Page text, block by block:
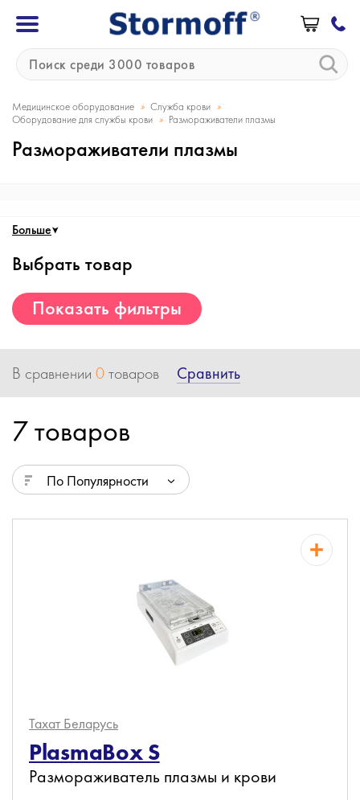
Медицинское оборудование » Служба крови »
Оборудование для службы крови » Размораживатели плазмы
Размораживатели плазмы
Больше
Выбрать товар
Показать фильтры
В сравнении 0товаров Сравнить
7 товаров
По Популярности
Тахат Беларусь
PlasmaBox S
Размораживатель плазмы и крови